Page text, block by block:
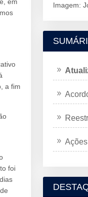
a fim
foi
Imagem: